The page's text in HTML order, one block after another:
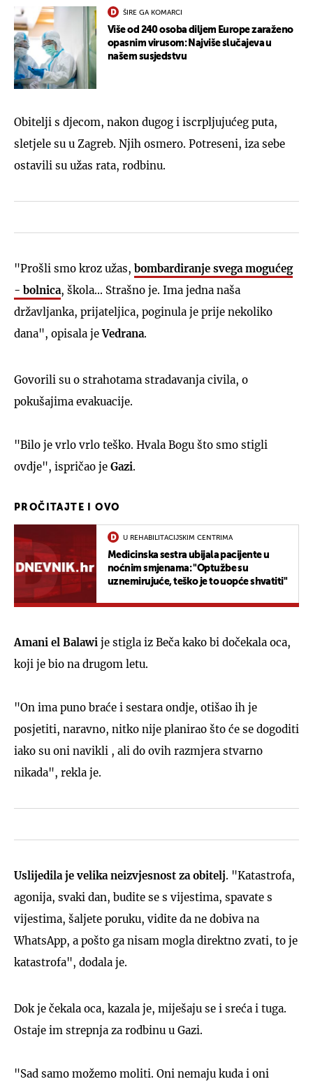
ŠIRE GA KOMARCI
Više od 240 osoba diljem Europe zaraženo
opasnim virusom: Najviše slučajeva u
našem susjedstvu
Obitelji s djecom, nakon dugog i iscrpljujućeg puta,
sletjele su u Zagreb. Njih osmero. Potreseni, iza sebe
ostavili su užas rata, rodbinu.
"Prošli smo kroz užas, bombardiranje svega mogućeg
- bolnica, škola... Strašno je. Ima jedna naša
državljanka, prijateljica, poginula je prije nekoliko
dana", opisala jeVedrana.
Govorili su o strahotama stradavanja civila, o
pokušajima evakuacije.
"Bilo je vrlo vrlo teško. Hvala Bogu što smo stigli
ovdje", ispričao je Gazi.
PROČITAJTE I OVO
U REHABILITACIJSKIM CENTRIMA
Medicinska sestra ubijala pacijente u
noćnim smjenama: "Optužbe su
uznemirujuće, teško je to uopće shvatiti"
Amani el Balawi je stigla iz Beča kako bi dočekala oca,
koji je bio na drugom letu.
"On ima puno braće i sestara ondje, otišao ih je
posjetiti, naravno, nitko nije planirao što će se dogoditi
iako su oni navikli , ali do ovih razmjera stvarno
nikada", rekla je.
Uslijedila je velika neizvjesnost za obitelj. "Katastrofa,
agonija, svaki dan, budite se s vijestima, spavate s
vijestima, šaljete poruku, vidite da ne dobiva na
WhatsApp, a pošto ga nisam mogla direktno zvati, to je
katastrofa", dodala je.
Dok je čekala oca, kazala je, miješaju se i sreća i tuga.
Ostaje im strepnja za rodbinu u Gazi.
"Sad samo možemo moliti. Oni nemaju kuda i oni